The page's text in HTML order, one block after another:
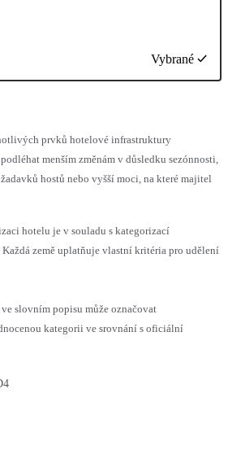
Vybrané
prvků hotelové infrastruktury
menším změnám v důsledku sezónnosti,
hostů nebo vyšší moci, na které majitel
hotelu je v souladu s kategorizací
země uplatňuje vlastní kritéria pro udělení
slovním popisu může označovat
kategorii ve srovnání s oficiální